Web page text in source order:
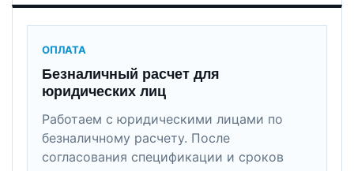
ОПЛАТА
Безналичный расчет для
юридических лиц
Работаем с юридическими лицами по
безналичному расчету. После
согласования спецификации и сроков